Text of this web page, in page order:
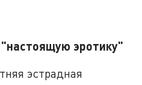
эротику"
эстрадная